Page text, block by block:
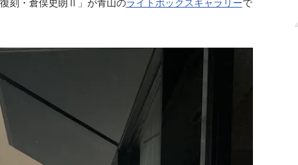
刻・倉俣史朗Ⅱ」が青山のライトボックスギャラリーで